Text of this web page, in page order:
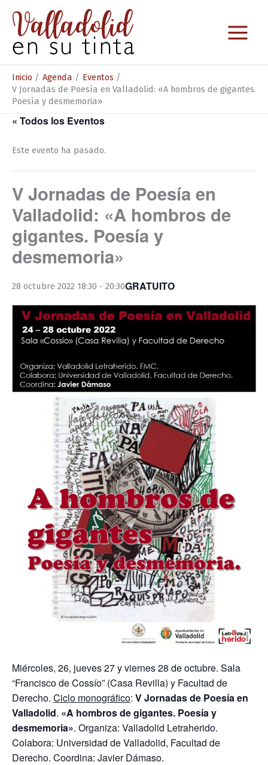
contenido
Inicio Agenda
Eventos
V Jornadas de Poesía en Valladolid: «A hombros de gigantes.
Poesía y desmemoria»
« Todos los Eventos
Este evento ha pasado.
V Jornadas de Poesía en
Valladolid: «A hombros de
gigantes. Poesía y
desmemoria»
28 octubre 2022 18:30 - 20:30GRATUITO
Miércoles, 26, jueves 27 y viernes 28 de octubre. Sala
“Francisco de Cossío” (Casa Revilla) y Facultad de
Derecho. Ciclo monográfico: V Jornadas de Poesía en
Valladolid. «A hombros de gigantes. Poesía y
desmemoria». Organiza: Valladolid Letraherido.
Colabora: Universidad de Valladolid, Facultad de
Derecho. Coordina: Javier Dámaso.